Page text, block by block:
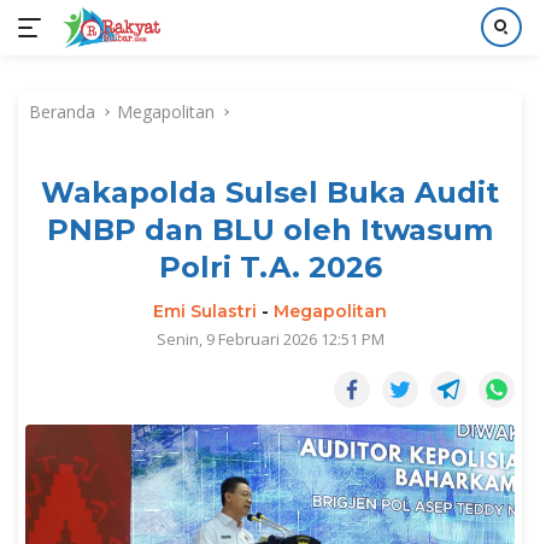
kontenBeranda Megapolitan
Wakapolda Sulsel Buka Audit
PNBP dan BLU oleh Itwasum
Polri T.A. 2026
Emi Sulastri - Megapolitan
Senin, 9 Februari 2026 12:51 PM